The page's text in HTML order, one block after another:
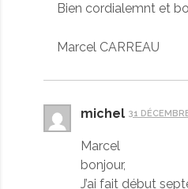
Bien cordialemnt et
Marcel CARREAU
michel 31
Marcel
bonjour,
J’ai fait début